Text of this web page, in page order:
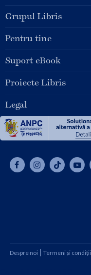
Grupul Libris
Pentru tine
Suport eBook
Proiecte Libris
Legal
Despre noi Termeni și condiții